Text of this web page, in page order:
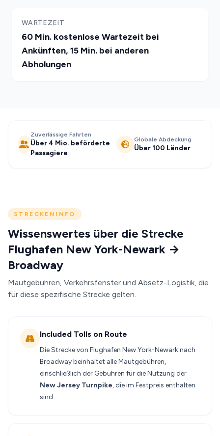
WARTEZEIT
60 Min. kostenlose Wartezeit bei
Ankünften, 15 Min. bei anderen
Abholungen
Zuverlässige Fahrten
Über 4 Mio. beförderte
Passagiere
Globale Abdeckung
Über 100 Länder
STRECKENINFO
Wissenswertes über die Strecke
Flughafen New York-Newark →
Broadway
Mautgebühren, Verkehrsfenster und Absetz-Logistik, die
für diese spezifische Strecke gelten.
Included Tolls on Route
Die Strecke von Flughafen New York-Newark nach
Broadway beinhaltet alle Mautgebühren,
einschließlich der Gebühren für die Nutzung der
New Jersey Turnpike, die im Festpreis enthalten
sind.